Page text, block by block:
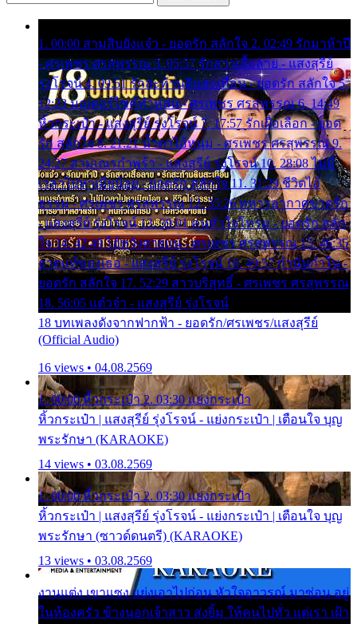
1. 00:00 สามสิบยังแจ๋ว - ยอดรัก สลักใจ 2. 02:49 รักมาห้าปี
- ศรเพชร ศรสุพรรณ 3. 05:57 รักสาวเสื้อลาย - แสงสุรีย์
รุ่งโรจน์ 4. 09:51 รักสะท้านดินสะเทือน - ยอดรัก สลักใจ 5.
12:23 มอเตอร์ไซค์ทำหล่น - ศรเพชร ศรสุพรรณ 6. 14:49
หิ้วกระเป๋า - แสงสุรีย์ รุ่งโรจน์ 7. 17:57 รักเผื่อเลือก - ยอด
รัก สลักใจ 8. 21:21 น้ำตาไอ้หนุ่ม - ศรเพชร ศรสุพรรณ 9.
24:27 สามเณรกำพร้า - แสงสุรีย์ รุ่งโรจน์ 10. 28:08 ไม่มี
เวลาไปหาเมียน้อย - ยอดรัก สลักใจ 11. 31:29 ชีวิตไอ้
ธรรม - ศรเพชร ศรสุพรรณ 12. 35:26 ทหารอากาศขาดรัก
- แสงสุรีย์ รุ่งโรจน์ 13. 39:01 คนหัวใจโทรม - ยอดรัก สลัก
ใจ 14. 42:49 ไอ้หวังตายแน่ - ศรเพชร ศรสุพรรณ 15. 46:35
ธาตุแท้ของเธอ - แสงสุรีย์ รุ่งโรจน์ 16. 49:57 กำนันกำใน -
ยอดรัก สลักใจ 17. 52:29 สาวบริสุทธิ์ - ศรเพชร ศรสุพรรณ
18. 56:05 แต๋วจ๋า - แสงสุรีย์ รุ่งโรจน์
18 บทเพลงดังจากฟากฟ้า - ยอดรัก/ศรเพชร/แสงสุรีย์
(Official Audio)
16 views • 04.08.2569
1. 00:00 หิ้วกระเป๋า 2. 03:30 แย่งกระเป๋า
หิ้วกระเป๋า | แสงสุรีย์ รุ่งโรจน์ - แย่งกระเป๋า | เตือนใจ บุญ
พระรักษา (KARAOKE)
14 views • 03.08.2569
1. 00:00 หิ้วกระเป๋า 2. 03:30 แย่งกระเป๋า
หิ้วกระเป๋า | แสงสุรีย์ รุ่งโรจน์ - แย่งกระเป๋า | เตือนใจ บุญ
พระรักษา (ซาวด์ดนตรี) (KARAOKE)
13 views • 03.08.2569
งานแต่ง เขาแซง แย่งเอาไปก่อน หัวใจอาวรณ์ มาซ่อน อยู่
ในห้องครัว ข้างนอกเจ้าสาว ส่งยิ้ม ให้คนไปทั่ว แต่เรา เฝ้า